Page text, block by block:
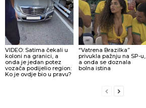
VIDEO: Satima čekali u
koloni na granici, a
onda je jedan potez
vozača podijelio region:
Ko je ovdje bio u pravu?
“Vatrena Brazilka”
privukla pažnju na SP-u,
a onda se doznala
bolna istina